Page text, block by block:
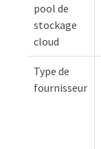
pool de
stockage
cloud
Type de
fournisseur